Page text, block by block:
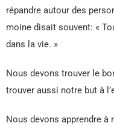
répandre autour des
moine disait souvent: «
dans la vie. »
Nous devons trouver le
trouver aussi notre but à
Nous devons apprendre à